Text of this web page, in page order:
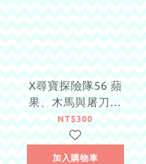
X尋寶探險隊56 蘋
果、木馬與屠刀：
牛頓．希臘神話．
濃霧
NT$300
加入購物車